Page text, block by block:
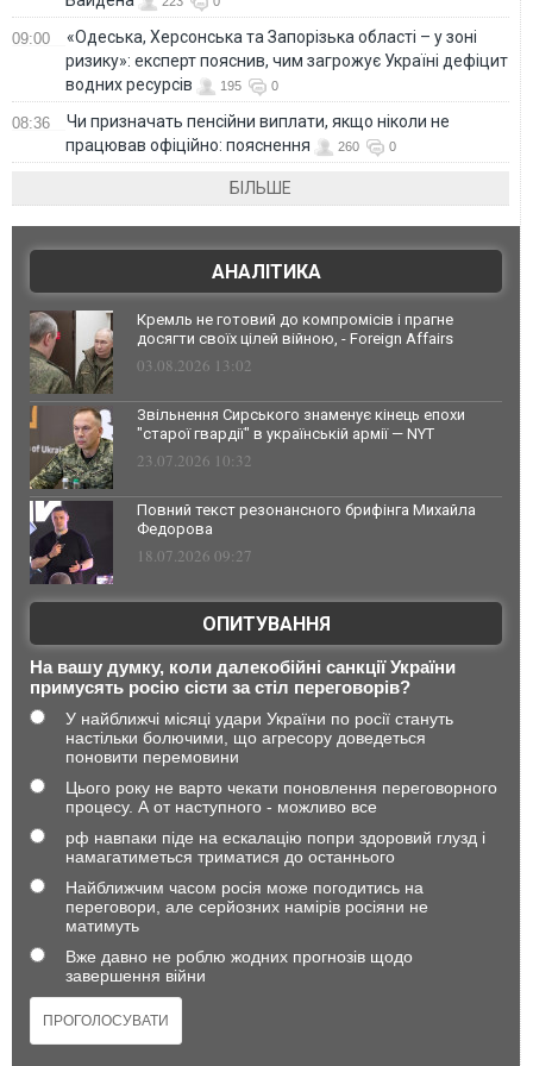
09:00
«Одеська, Херсонська та Запорізька області – у зоні
ризику»: експерт пояснив, чим загрожує Україні дефіцит
водних ресурсів
195 0
08:36
Чи призначать пенсійни виплати, якщо ніколи не
працював офіційно: пояснення
260 0
БІЛЬШЕ
АНАЛІТИКА
Кремль не готовий до компромісів і прагне
досягти своїх цілей війною, - Foreign Affairs
03.08.2026 13:02
Звільнення Сирського знаменує кінець епохи
"старої гвардії" в українській армії — NYT
23.07.2026 10:32
Повний текст резонансного брифінга Михайла
Федорова
18.07.2026 09:27
ОПИТУВАННЯ
На вашу думку, коли далекобійні санкції України
примусять росію сісти за стіл переговорів?
У найближчі місяці удари України по росії стануть
настільки болючими, що агресору доведеться
поновити перемовини
Цього року не варто чекати поновлення переговорного
процесу. А от наступного - можливо все
рф навпаки піде на ескалацію попри здоровий глузд і
намагатиметься триматися до останнього
Найближчим часом росія може погодитись на
переговори, але серйозних намірів росіяни не
матимуть
Вже давно не роблю жодних прогнозів щодо
завершення війни